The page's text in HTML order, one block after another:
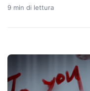
9 min di lettura